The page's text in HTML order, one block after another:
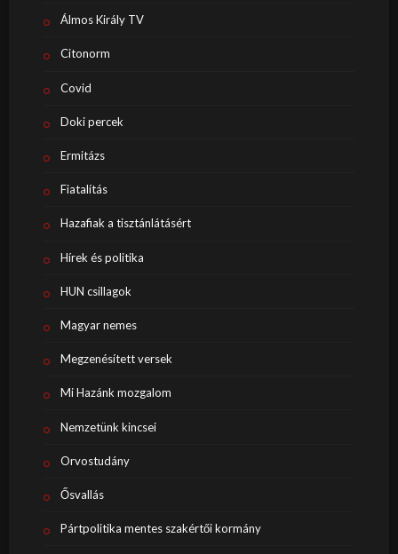
Álmos Király TV
Citonorm
Covid
Doki percek
Ermitázs
Fiatalítás
Hazafiak a tisztánlátásért
Hírek és politika
HUN csillagok
Magyar nemes
Megzenésített versek
Mi Hazánk mozgalom
Nemzetünk kincsei
Orvostudány
Ősvallás
Pártpolitika mentes szakértői kormány